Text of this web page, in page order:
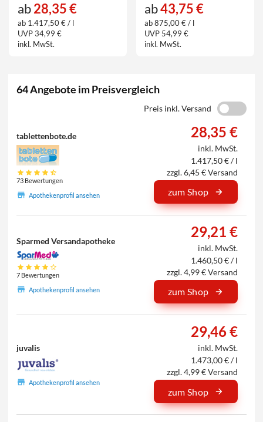
ab28,35 €
ab 1.417,50 € / l
UVP 34,99 €
inkl. MwSt.
ab43,75 €
ab 875,00 € / l
UVP 54,99 €
inkl. MwSt.
64 Angebote im Preisvergleich
Preis inkl. Versand
tablettenbote.de
73 Bewertungen
Apothekenprofil ansehen
28,35 €
inkl. MwSt.
1.417,50 € / l
zzgl. 6,45 € Versand
zum Shop
Sparmed Versandapotheke
7 Bewertungen
Apothekenprofil ansehen
29,21 €
inkl. MwSt.
1.460,50 € / l
zzgl. 4,99 € Versand
zum Shop
juvalis
Apothekenprofil ansehen
29,46 €
inkl. MwSt.
1.473,00 € / l
zzgl. 4,99 € Versand
zum Shop